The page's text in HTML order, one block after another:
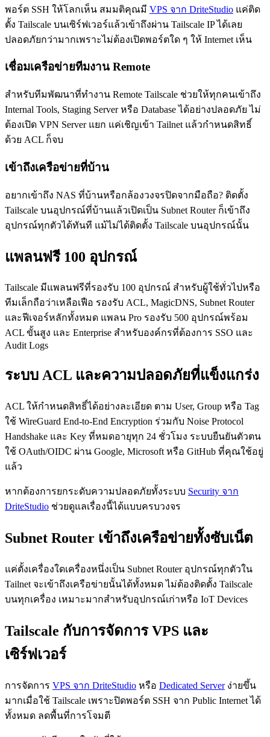
พอร์ต SSH ให้โลกเห็น สมมติคุณมี VPS จาก DriteStudio แค่ติด
ตั้ง Tailscale บนเซิร์ฟเวอร์แล้วเข้าถึงผ่าน Tailscale IP ได้เลย
ปลอดภัยกว่ามากเพราะไม่ต้องเปิดพอร์ตใด ๆ ให้ Internet เห็น
เชื่อมเครือข่ายทีมงาน Remote
สำหรับทีมพัฒนาที่ทำงาน Remote Tailscale ช่วยให้ทุกคนเข้าถึง
Internal Tools, Staging Server หรือ Database ได้อย่างปลอดภัย ไม่
ต้องเปิด VPN Server แยก แค่เชิญเข้า Tailnet แล้วกำหนดสิทธิ์
ด้วย ACL ก็จบ
เข้าถึงเครือข่ายที่บ้าน
อยากเข้าถึง NAS ที่บ้านหรือกล้องวงจรปิดจากมือถือ? ติดตั้ง
Tailscale บนอุปกรณ์ที่บ้านแล้วเปิดเป็น Subnet Router ก็เข้าถึง
อุปกรณ์ทุกตัวได้ทันที แม้ไม่ได้ติดตั้ง Tailscale บนอุปกรณ์นั้น
แพลนฟรี 100 อุปกรณ์
Tailscale มีแพลนฟรีที่รองรับ 100 อุปกรณ์ สำหรับผู้ใช้ทั่วไปหรือ
ทีมเล็กถือว่าเหลือเฟือ รองรับ ACL, MagicDNS, Subnet Router
และฟีเจอร์หลักทั้งหมด แพลน Pro รองรับ 500 อุปกรณ์พร้อม
ACL ขั้นสูง และ Enterprise สำหรับองค์กรที่ต้องการ SSO และ
Audit Logs
ระบบ ACL และความปลอดภัยที่แข็งแกร่ง
ACL ให้กำหนดสิทธิ์ได้อย่างละเอียด ตาม User, Group หรือ Tag
ใช้ WireGuard End-to-End Encryption ร่วมกับ Noise Protocol
Handshake และ Key ที่หมดอายุทุก 24 ชั่วโมง ระบบยืนยันตัวตน
ใช้ OAuth/OIDC ผ่าน Google, Microsoft หรือ GitHub ที่คุณใช้อยู่
แล้ว
หากต้องการยกระดับความปลอดภัยทั้งระบบ Security จาก
DriteStudio ช่วยดูแลเรื่องนี้ได้แบบครบวงจร
Subnet Router เข้าถึงเครือข่ายทั้งซับเน็ต
แค่ตั้งเครื่องใดเครื่องหนึ่งเป็น Subnet Router อุปกรณ์ทุกตัวใน
Tailnet จะเข้าถึงเครือข่ายนั้นได้ทั้งหมด ไม่ต้องติดตั้ง Tailscale
บนทุกเครื่อง เหมาะมากสำหรับอุปกรณ์เก่าหรือ IoT Devices
Tailscale กับการจัดการ VPS และ
เซิร์ฟเวอร์
การจัดการ VPS จาก DriteStudio หรือ Dedicated Serverง่ายขึ้น
มากเมื่อใช้ Tailscale เพราะปิดพอร์ต SSH จาก Public Internet ได้
ทั้งหมด ลดพื้นที่การโจมตี